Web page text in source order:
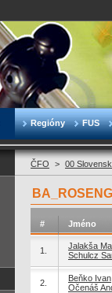
Regióny FUS
ČFO > 00
# Jméno
1.
Jalakša
Schulcz
2.
Beňko Ivan
Očenáš